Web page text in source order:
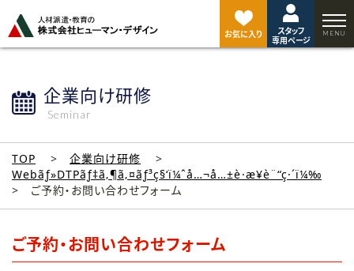
お気に入り
スタッフ
専用ページ
企業向け研修
Seminar
TOP
企業向け研修
Webãƒ»DTPãƒ‡ã‚¶ã‚¤ãƒ³ç§‘ï¼ˆå…¬å…±è·æ¥­è¨“ç·´ï¼‰
ご予約・お問い合わせフォーム
ご予約・お問い合わせフォーム
ジ
ト